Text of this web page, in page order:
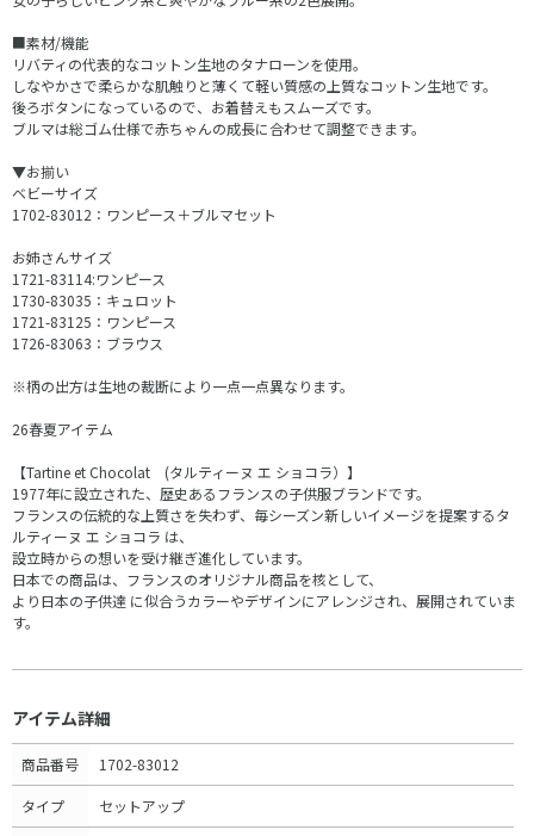
■素材/機能
リバティの代表的なコットン生地のタナローンを使用。
しなやかさで柔らかな肌触りと薄くて軽い質感の上質なコットン生地です。
後ろボタンになっているので、お着替えもスムーズです。
ブルマは総ゴム仕様で赤ちゃんの成長に合わせて調整できます。
▼お揃い
ベビーサイズ
1702-83012：ワンピース＋ブルマセット
お姉さんサイズ
1721-83114:ワンピース
1730-83035：キュロット
1721-83125：ワンピース
1726-83063：ブラウス
※柄の出方は生地の裁断により一点一点異なります。
26春夏アイテム
【Tartine et Chocolat (タルティーヌ エ ショコラ）】
1977年に設立された、歴史あるフランスの子供服ブランドです。
フランスの伝統的な上質さを失わず、毎シーズン新しいイメージを提案するタ
ルティーヌ エ ショコラ は、
設立時からの想いを受け継ぎ進化しています。
日本での商品は、フランスのオリジナル商品を核として、
より日本の子供達 に似合うカラーやデザインにアレンジされ、展開されていま
す。
アイテム詳細
商品番号 1702-83012
タイプ セットアップ